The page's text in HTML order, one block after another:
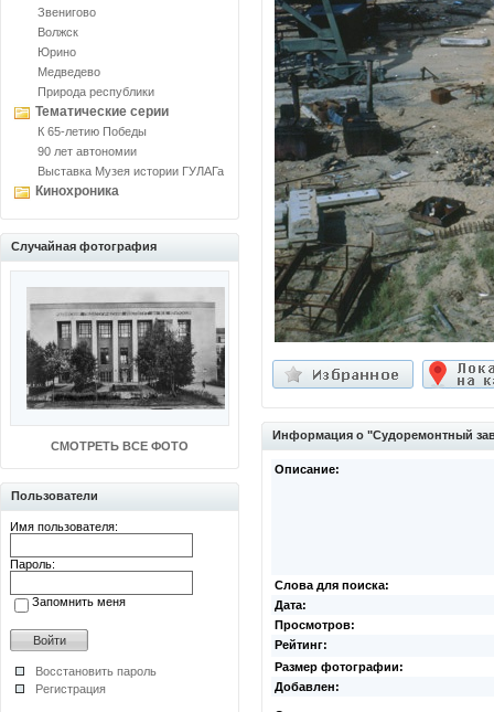
Звенигово
Волжск
Юрино
Медведево
Природа республики
Тематические серии
К 65-летию Победы
90 лет автономии
Выставка Музея истории ГУЛАГа
Кинохроника
Случайная фотография
СМОТРЕТЬ ВСЕ ФОТО
Пользователи
Имя пользователя:
Пароль:
Запомнить меня
Восстановить пароль
Регистрация
Информация о "Судоремонтный
Описание:
Слова для поиска:
Дата:
Просмотров:
Рейтинг:
Размер фотографии:
Добавлен: